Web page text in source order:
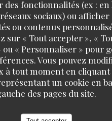
des fonctionnalités (ex : en
sociaux) ou afficher
ou contenus
sur « Tout accepter », «
ou « Personnaliser » pour
Vous pouvez
à tout moment en
un cookie en
des pages du site.
4 /5 CUISINE:
3